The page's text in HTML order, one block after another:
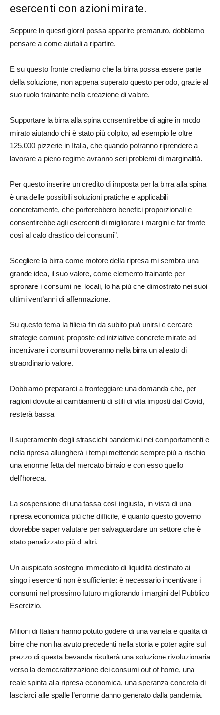
esercenti con azioni mirate.
Seppure in questi giorni possa apparire prematuro, dobbiamo
pensare a come aiutali a ripartire.
E su questo fronte crediamo che la birra possa essere parte
della soluzione, non appena superato questo periodo, grazie al
suo ruolo trainante nella creazione di valore.
Supportare la birra alla spina consentirebbe di agire in modo
mirato aiutando chi è stato più colpito, ad esempio le oltre
125.000 pizzerie in Italia, che quando potranno riprendere a
lavorare a pieno regime avranno seri problemi di marginalità.
Per questo inserire un credito di imposta per la birra alla spina
è una delle possibili soluzioni pratiche e applicabili
concretamente, che porterebbero benefici proporzionali e
consentirebbe agli esercenti di migliorare i margini e far fronte
così al calo drastico dei consumi”.
Scegliere la birra come motore della ripresa mi sembra una
grande idea, il suo valore, come elemento trainante per
spronare i consumi nei locali, lo ha più che dimostrato nei suoi
ultimi vent’anni di affermazione.
Su questo tema la filiera fin da subito può unirsi e cercare
strategie comuni; proposte ed iniziative concrete mirate ad
incentivare i consumi troveranno nella birra un alleato di
straordinario valore.
Dobbiamo prepararci a fronteggiare una domanda che, per
ragioni dovute ai cambiamenti di stili di vita imposti dal Covid,
resterà bassa.
Il superamento degli strascichi pandemici nei comportamenti e
nella ripresa allungherà i tempi mettendo sempre più a rischio
una enorme fetta del mercato birraio e con esso quello
dell’horeca.
La sospensione di una tassa così ingiusta, in vista di una
ripresa economica più che difficile, è quanto questo governo
dovrebbe saper valutare per salvaguardare un settore che è
stato penalizzato più di altri.
Un auspicato sostegno immediato di liquidità destinato ai
singoli esercenti non è sufficiente: è necessario incentivare i
consumi nel prossimo futuro migliorando i margini del Pubblico
Esercizio.
Milioni di Italiani hanno potuto godere di una varietà e qualità di
birre che non ha avuto precedenti nella storia e poter agire sul
prezzo di questa bevanda risulterà una soluzione rivoluzionaria
verso la democratizzazione dei consumi out of home, una
reale spinta alla ripresa economica, una speranza concreta di
lasciarci alle spalle l’enorme danno generato dalla pandemia.